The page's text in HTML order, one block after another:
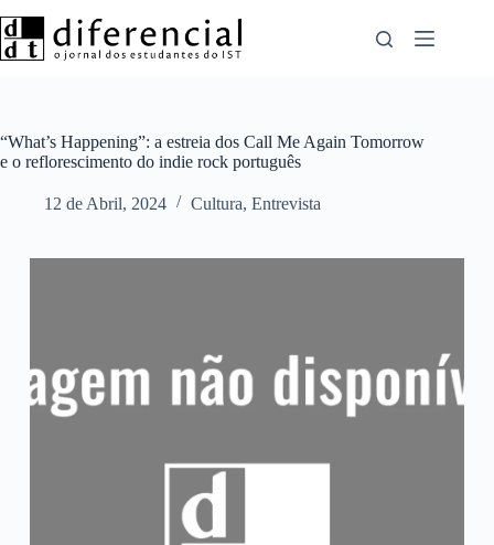
para
o
“What’s Happening”: a estreia dos Call Me Again Tomorrow
e o reflorescimento do indie rock português
12 de Abril, 2024 Cultura, Entrevista